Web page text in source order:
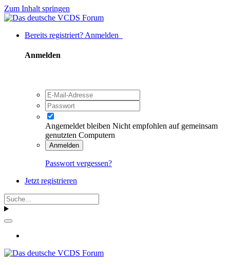
Zum Inhalt springen
Bereits registriert? Anmelden
Anmelden
Angemeldet bleiben Nicht empfohlen auf gemeinsam
genutzten Computern
Anmelden
Passwort vergessen?
Jetzt registrieren